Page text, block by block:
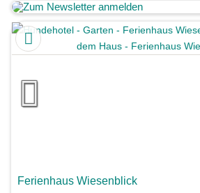
Ferienhaus Wiesenblick